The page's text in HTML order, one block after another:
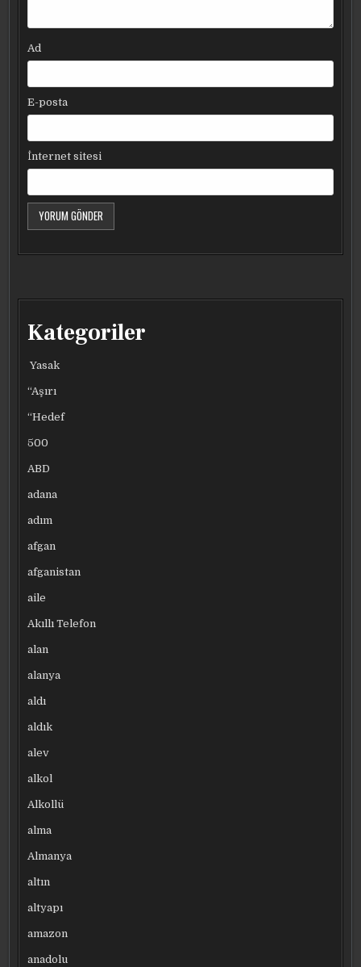
Ad
E-posta
İnternet sitesi
Kategoriler
Yasak
“Aşırı
“Hedef
500
ABD
adana
adım
afgan
afganistan
aile
Akıllı Telefon
alan
alanya
aldı
aldık
alev
alkol
Alkollü
alma
Almanya
altın
altyapı
amazon
anadolu